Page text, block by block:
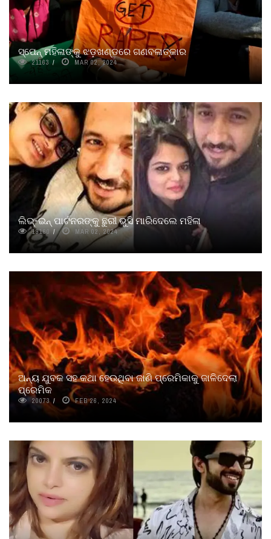
ସ୍ପେନ୍ ମହିଳାଙ୍କୁ ଝଡ଼ଖଣ୍ଡରେ ଗଣବଳାତ୍କାର
21163 MAR 02, 2024
ଲିଭ୍‌-ଇନ୍ ପାର୍ଟନରଙ୍କୁ ଛୁରୀ ଭୁସି ମାରିଦେଲେ ମହିଳା
19160 MAR 02, 2024
ଅନ୍ୟ ଯୁବକ ସହ କଥା ହେଉଥିବା ଜାଣି ପ୍ରେମିକାକୁ ଜାଳିଦେଲା
ପ୍ରେମିକ
20073 FEB 26, 2024